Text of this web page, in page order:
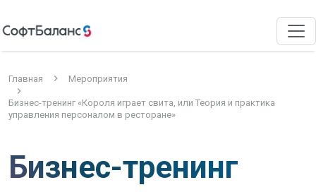
Главная Мероприятия
Бизнес-тренинг «Короля играет свита, или Теория и практика
управления персоналом в ресторане»
Бизнес-тренинг